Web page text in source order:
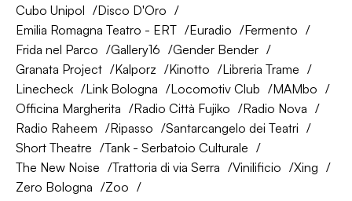
Cubo Unipol
Disco D'Oro
Emilia Romagna Teatro - ERT
Euradio
Fermento
Frida nel Parco
Gallery16
Gender Bender
Granata Project
Kalporz Kinotto
Libreria Trame
Linecheck
Link Bologna Locomotiv Club
MAMbo
Officina Margherita
Radio Città Fujiko
Radio Nova
Radio Raheem
Ripasso
Santarcangelo dei Teatri
Short Theatre
Tank - Serbatoio Culturale
The New Noise
Trattoria di via Serra Vinilificio
Xing
Zero Bologna
Zoo